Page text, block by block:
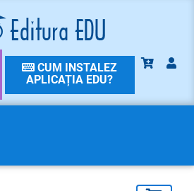
CUM INSTALEZ
APLICAȚIA EDU?